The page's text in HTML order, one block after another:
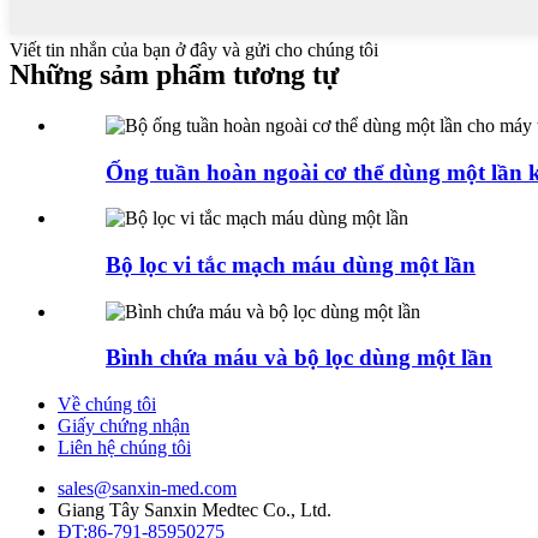
Viết tin nhắn của bạn ở đây và gửi cho chúng tôi
Những sảm phẩm tương tự
Ống tuần hoàn ngoài cơ thể dùng một lần
Bộ lọc vi tắc mạch máu dùng một lần
Bình chứa máu và bộ lọc dùng một lần
Về chúng tôi
Giấy chứng nhận
Liên hệ chúng tôi
sales@sanxin-med.com
Giang Tây Sanxin Medtec Co., Ltd.
ĐT:86-791-85950275